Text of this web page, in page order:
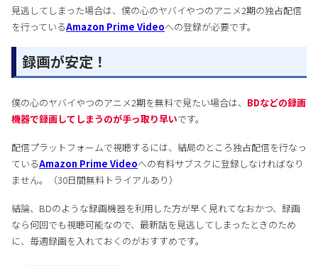
見逃してしまった場合は、僕の心のヤバイやつのアニメ2期の独占配信
を行っているAmazon Prime Videoへの登録が必要です。
録画が安定！
僕の心のヤバイやつのアニメ2期を無料で見たい場合は、 BDなどの録画
機器で録画してしまうのが手っ取り早いです。
配信プラットフォームで視聴するには、結局のところ独占配信を行なっ
ているAmazon Prime Videoへの有料サブスクに登録しなければなり
ません。（30日間無料トライアルあり）
結論、BDのような録画機器を利用した方が早く見れてなおかつ、録画
なら何回でも視聴可能なので、最新話を見逃してしまったときのため
に、毎週録画を入れておくのがおすすめです。